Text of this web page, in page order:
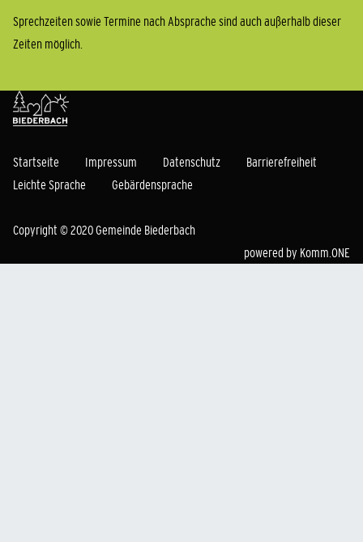
Sprechzeiten sowie Termine nach Absprache sind auch außerhalb dieser
Zeiten möglich.
Startseite Impressum Datenschutz
Barrierefreiheit
Leichte Sprache
Gebärdensprache
Copyright © 2020 Gemeinde Biederbach
powered by Komm.ONE